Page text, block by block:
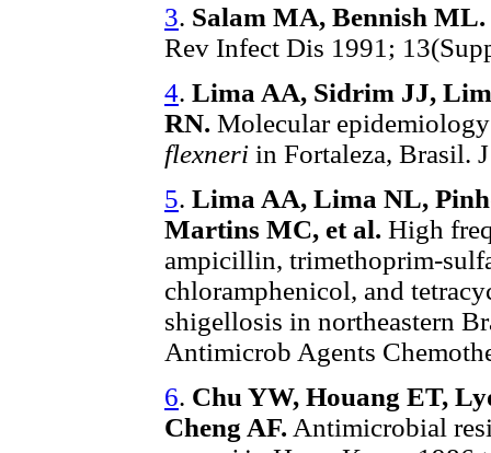
3. Salam MA, Bennish ML.
Rev Infect Dis 1991;
4. Lima AA, Sidrim JJ,
RN. Molecular
flexneri in Fortaleza, Brasil.
5. Lima AA, Lima NL,
Martins MC, et al. High
ampicillin, trimethoprim-
chloramphenicol, and
shigellosis in northeastern
Antimicrob Agents
6. Chu YW, Houang ET,
Cheng AF. Antimicrobial